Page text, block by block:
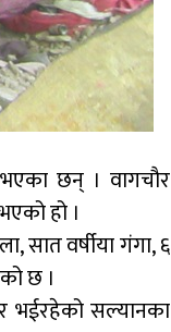
छन् । वागचौर
हो ।
सात वर्षीया गंगा, ६
छ ।
भईरहेको सल्यानका